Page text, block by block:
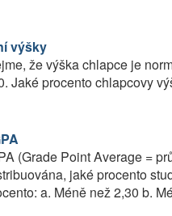
výšky
že výška chlapce je
Jaké procento chlapcovy
(Grade Point Average =
jaké procento
a. Méně než 2,30 b.